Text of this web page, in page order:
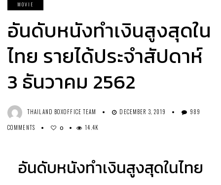
MOVIE
อันดับหนังทำเงินสูงสุดใน
ไทย รายได้ประจำสัปดาห์
3 ธันวาคม 2562
THAILAND BOXOFFICE TEAM DECEMBER 3, 2019
989
COMMENTS
0 14.4K
อันดับหนังทำเงินสูงสุดในไทย